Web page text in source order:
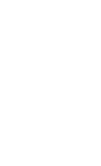
Cookies ein. Einige